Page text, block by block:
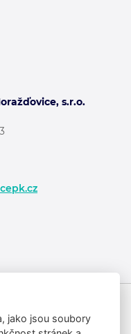
s.r.o.
jako jsou soubory